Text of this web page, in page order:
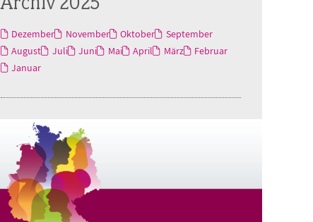
Dezember November Oktober
September
August
Juli Juni Mai April März
Februar
Januar